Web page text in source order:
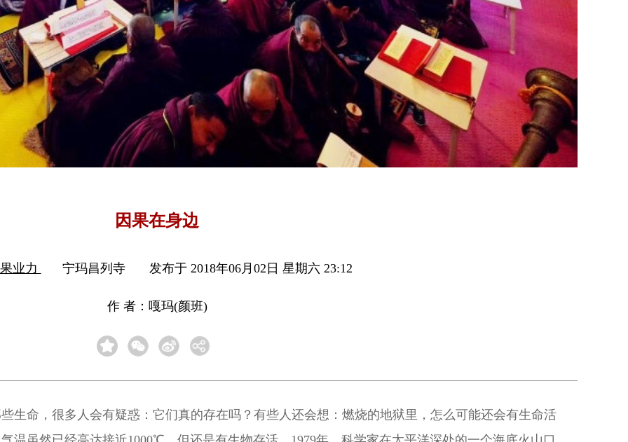
因果在身边
业力 宁玛昌列寺 发布于 2018年06月02日 星期六 23:12
作 者：嘎玛(颜班)
生命，很多人会有疑惑：它们真的存在吗？有些人还会想：燃烧的地狱里，怎么可能还会有生命活